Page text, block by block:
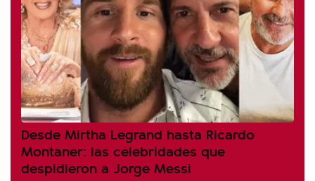
Desde Mirtha Legrand hasta Ricardo
Montaner: las celebridades que
despidieron a Jorge Messi